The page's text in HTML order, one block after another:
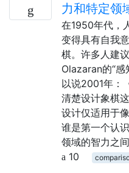
力和特定领
在1950年代，
变得具有自我
棋。许多人建
Olazaran的“感
以说2001年：
清楚设计象棋
设计仅适用于
谁是第一个认
领域的智力之
10